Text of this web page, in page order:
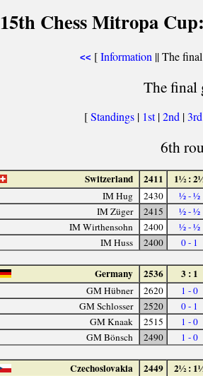
15th Chess Mitropa
<< [Information || The
The final
[Standings | 1st|2nd |3rd
6th
Switzerland 2411 1½ :
IM Hug 2430 ½ - ½
IM Züger
2415 ½ - ½
IM Wirthensohn
2400 ½ - ½
IM Huss
2400 0 - 1
Germany 2536 3 : 1
GM Hübner 2620 1 - 0
GM Schlosser
2520 0 - 1
GM Knaak
2515 1 - 0
GM Bönsch
2490 1 - 0
Czechoslovakia 2449 2½ :